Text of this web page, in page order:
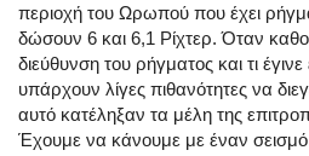
περιοχή του Ωρωπού που έχει
δώσουν 6 και 6,1 Ρίχτερ. Όταν
διεύθυνση του ρήγματος και τι
υπάρχουν λίγες πιθανότητες να
αυτό κατέληξαν τα μέλη της
Έχουμε να κάνουμε με έναν σεισμό